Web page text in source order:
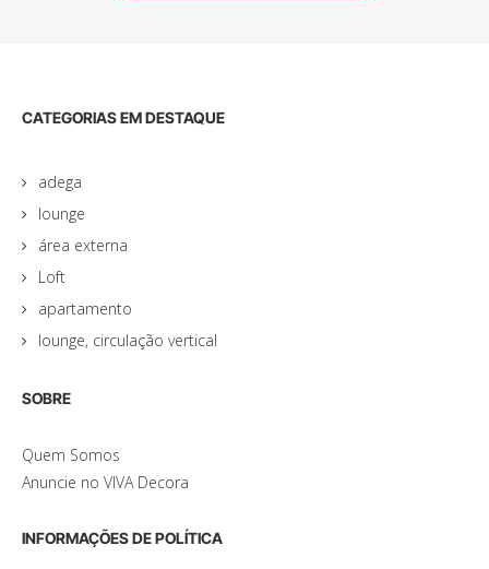
CATEGORIAS EM DESTAQUE
adega
lounge
área externa
Loft
apartamento
lounge, circulação vertical
SOBRE
Quem Somos
Anuncie no VIVA Decora
INFORMAÇÕES DE POLÍTICA